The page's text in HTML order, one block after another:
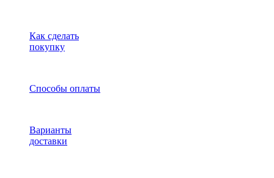
Как сделать
покупку
Способы оплаты
Варианты
доставки